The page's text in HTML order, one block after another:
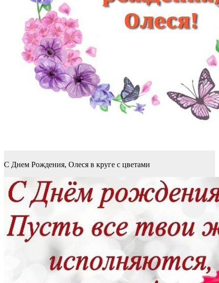
С Днем Рождения, Олеся в круге с цветами